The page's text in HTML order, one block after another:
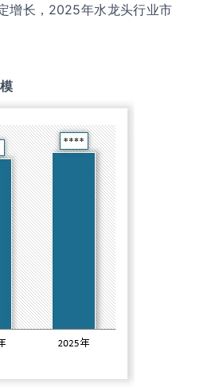
增长，2025年水龙头行业市